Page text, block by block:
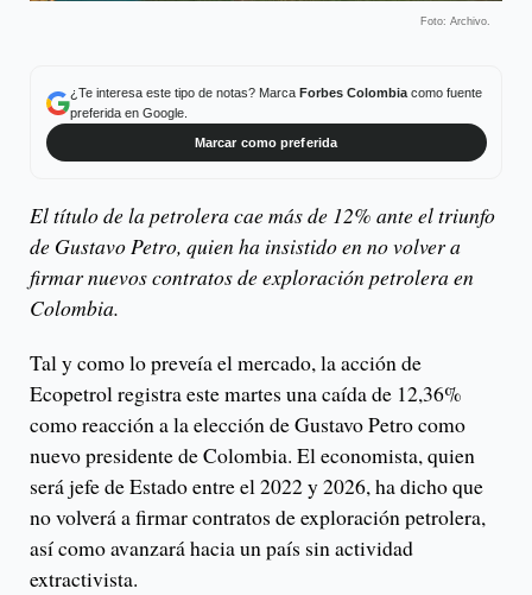
Foto: Archivo.
¿Te interesa este tipo de notas? Marca Forbes Colombiacomo fuente
preferida en Google.
Marcar como preferida
El título de la petrolera cae más de 12% ante el triunfo
de Gustavo Petro, quien ha insistido en no volver a
firmar nuevos contratos de exploración petrolera en
Colombia.
Tal y como lo preveía el mercado, la acción de
Ecopetrol registra este martes una caída de 12,36%
como reacción a la elección de Gustavo Petro como
nuevo presidente de Colombia. El economista, quien
será jefe de Estado entre el 2022 y 2026, ha dicho que
no volverá a firmar contratos de exploración petrolera,
así como avanzará hacia un país sin actividad
extractivista.